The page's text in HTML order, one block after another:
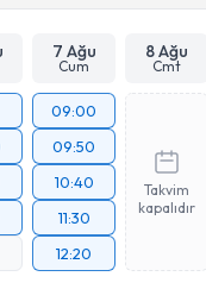
7 Ağu
Cum
8 Ağu
Cmt
09:00
09:50
10:40
11:30
12:20
Takvim
kapalıdır